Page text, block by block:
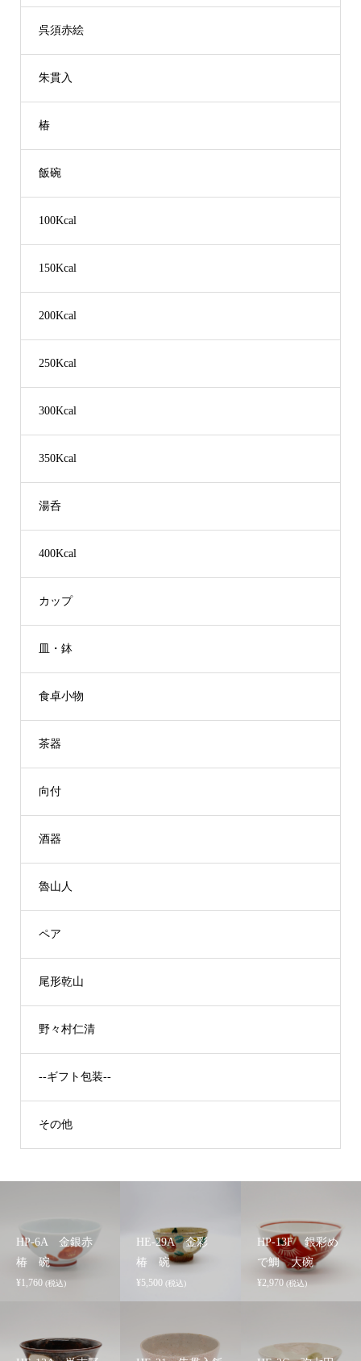
呉須赤絵
朱貫入
椿
飯碗
100Kcal
150Kcal
200Kcal
250Kcal
300Kcal
350Kcal
湯呑
400Kcal
カップ
皿・鉢
食卓小物
茶器
向付
酒器
魯山人
ペア
尾形乾山
野々村仁清
--ギフト包装--
その他
HP-6A 金銀赤
椿 碗
¥1,760 (税込)
HE-29A 金彩
椿 碗
¥5,500 (税込)
HP-13F 銀彩め
で鯛 大碗
¥2,970 (税込)